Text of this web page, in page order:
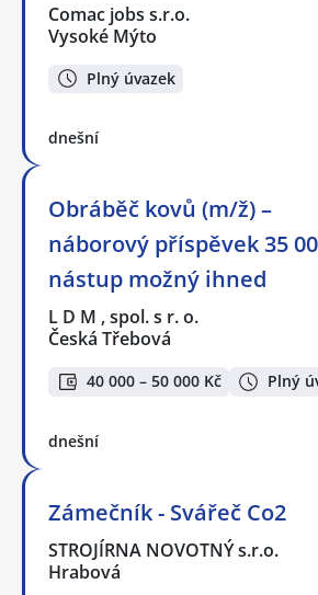
Comac jobs s.r.o.
Vysoké Mýto
Plný úvazek
dnešní
Obráběč kovů (m/ž) –
náborový příspěvek 35
nástup možný ihned
L D M , spol. s r. o.
Česká Třebová
40 000 – 50 000 Kč Plný
dnešní
Zámečník - Svářeč Co2
STROJÍRNA NOVOTNÝ s.r.o.
Hrabová